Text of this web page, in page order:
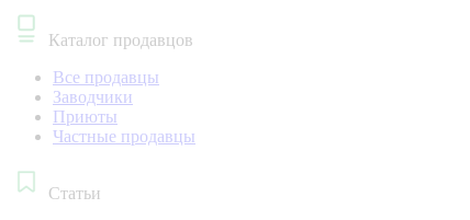
Каталог продавцов
Все продавцы
Заводчики
Приюты
Частные продавцы
Статьи